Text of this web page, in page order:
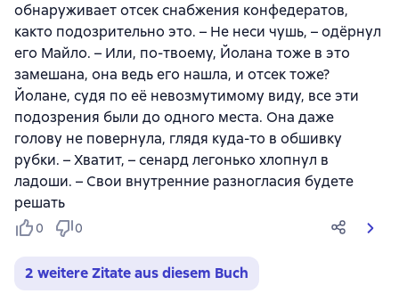
обнаруживает отсек снабжения конфедератов,
както подозрительно это. – Не неси чушь, – одёрнул
его Майло. – Или, по-твоему, Йолана тоже в это
замешана, она ведь его нашла, и отсек тоже?
Йолане, судя по её невозмутимому виду, все эти
подозрения были до одного места. Она даже
голову не повернула, глядя куда-то в обшивку
рубки. – Хватит, – сенард легонько хлопнул в
ладоши. – Свои внутренние разногласия будете
решать
0 0
2 weitere Zitate aus diesem Buch